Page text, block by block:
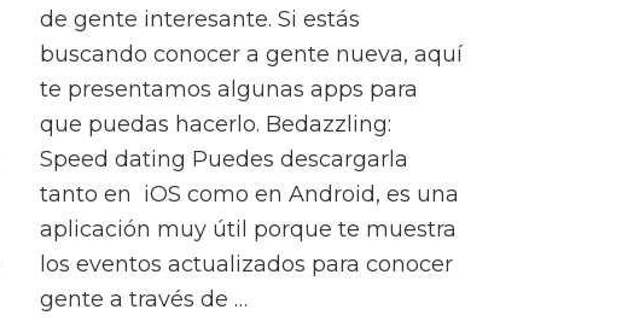
de gente interesante. Si estás
buscando conocer a gente nueva, aquí
te presentamos algunas apps para
que puedas hacerlo. Bedazzling:
Speed dating Puedes descargarla
tanto en iOS como en Android, es una
aplicación muy útil porque te muestra
los eventos actualizados para conocer
gente a través de …